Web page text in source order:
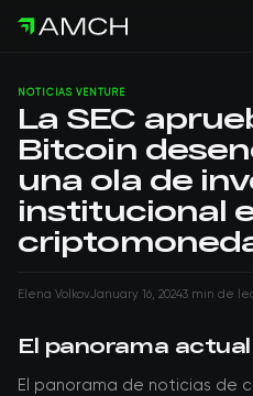
NOTICIAS VENTURE
La SEC
Bitcoin
una ola de
institucional
Elena VolkovJanuary 16, 20243 min de
El panorama actual
El panorama de noticias de